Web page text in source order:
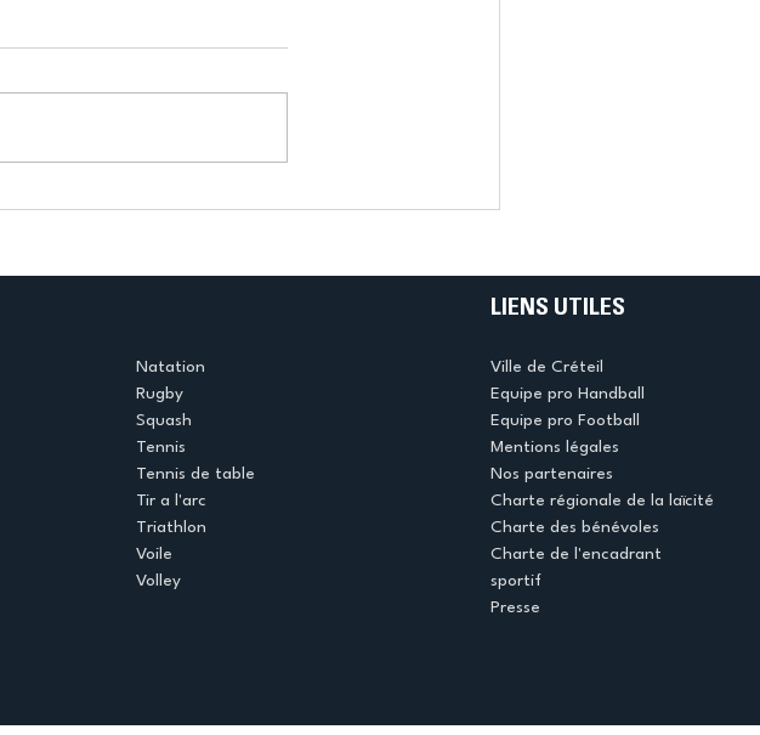
Natation
Rugby
Squash
Tennis
Tennis de table
Tir a l'arc
Triathlon
Voile
Volley
LIENS UTILES
Ville de Créteil
Equipe pro Handball
Equipe pro Football
Mentions légales
Nos partenaires
Charte régionale de la laïcité
Charte des bénévoles
Charte de l'encadrant
sportif
Presse